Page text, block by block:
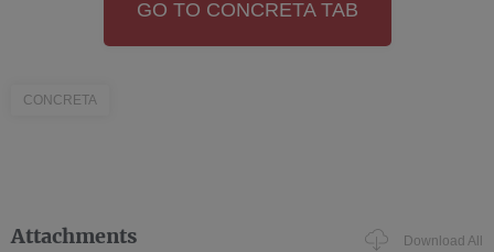
GO TO CONCRETA TAB
CONCRETA
Attachments Download All